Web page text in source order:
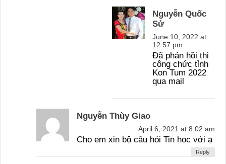
Nguyễn Quốc
Sử
June 10, 2022 at
12:57 pm
Đã phản hồi thi
công chức tỉnh
Kon Tum 2022
qua mail
Nguyễn Thùy Giao
April 6, 2021 at 8:02 am
Cho em xin bộ câu hỏi Tin học với ạ
Reply